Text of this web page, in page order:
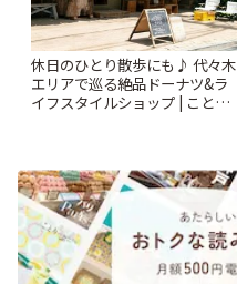
休日のひとり散歩にも♪ 代々木
エリアで巡る絶品ドーナツ&ラ
イフスタイルショップ | ことり